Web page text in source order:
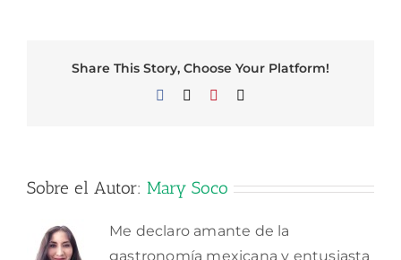
Share This Story, Choose Your Platform!
Facebook Pinterest
Sobre el Autor: Mary Soco
Me declaro amante de la
gastronomía mexicana y entusiasta